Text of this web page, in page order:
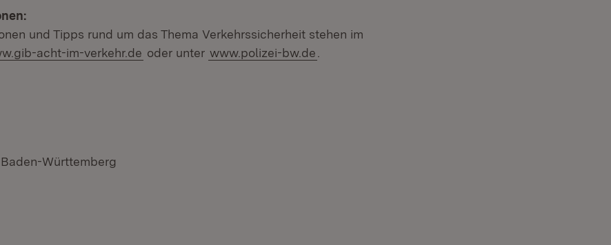
und Tipps rund um das Thema Verkehrssicherheit stehen im
acht-im-verkehr.de oder unter www.polizei-bw.de
Württemberg